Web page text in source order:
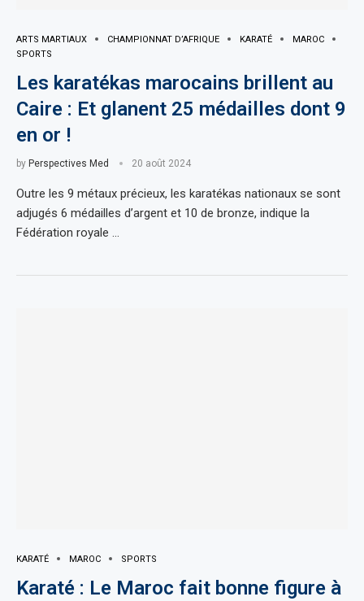
ARTS MARTIAUX CHAMPIONNAT D’AFRIQUE KARATÉ
MAROC
SPORTS
Les karatékas marocains brillent au
Caire : Et glanent 25 médailles dont 9
en or !
by Perspectives Med 20 août 2024
Outre les 9 métaux précieux, les karatékas nationaux se sont
adjugés 6 médailles d’argent et 10 de bronze, indique la
Fédération royale …
KARATÉ MAROC SPORTS
Karaté : Le Maroc fait bonne figure à